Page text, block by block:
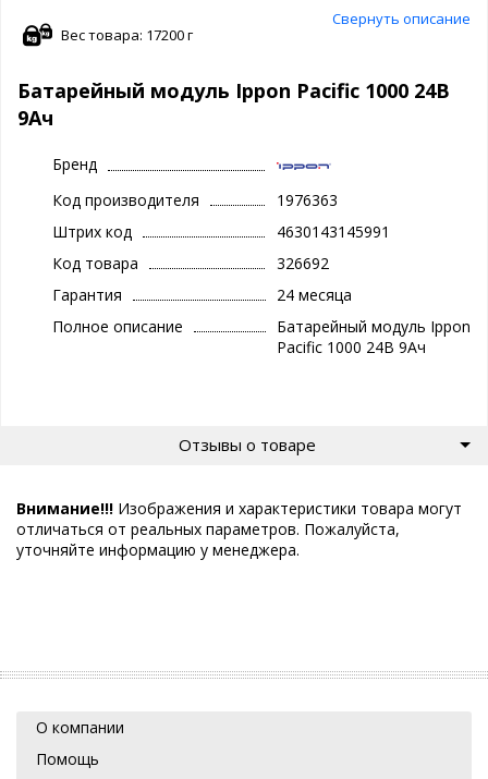
Свернуть описание
Вес товара: 17200 г
Батарейный модуль Ippon Pacific 1000 24В
9Ач
Бренд
Код производителя
1976363
Штрих код
4630143145991
Код товара
326692
Гарантия
24 месяца
Полное описание
Батарейный модуль Ippon
Pacific 1000 24В 9Ач
Отзывы о товаре
Внимание!!! Изображения и характеристики товара могут
отличаться от реальных параметров. Пожалуйста,
уточняйте информацию у менеджера.
О компании
Помощь